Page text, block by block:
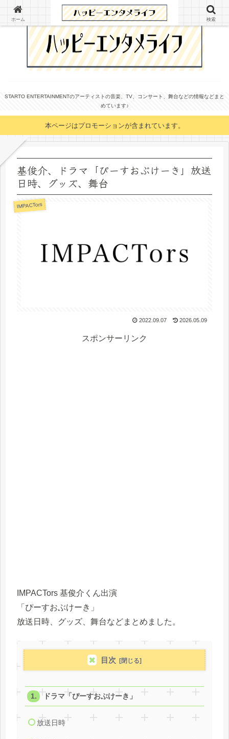
STARTO ENTERTAINMENTのアーティストの音楽、TV、コンサート、舞台などの情報などまと
めています♪
本ページはプロモーションが含まれています。
基俊介、ドラマ「ぴーすおぶけーき」放送
日時、グッズ、舞台
IMPACTors
2022.09.07 2026.05.09
スポンサーリンク
IMPACTors 基俊介くん出演
「ぴーすおぶけーき」
放送日時、グッズ、舞台などまとめました。
目次
ドラマ「ぴーすおぶけーき」
放送日時
ホーム 検索